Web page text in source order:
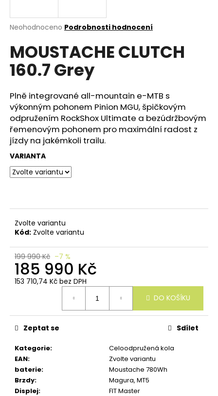
Průměrné
produktu
je
0,0
hvězdiček.
Neohodnoceno Podrobnosti hodnocení
MOUSTACHE CLUTCH
160.7 Grey
Plně integrované all-mountain e-MTB s
výkonným pohonem Pinion MGU, špičkovým
odpružením RockShox Ultimate a bezúdržbovým
řemenovým pohonem pro maximální radost z
jízdy na jakémkoli trailu.
VARIANTA
Zvolte variantu
Kód: Zvolte variantu
199 990 Kč –7 %
185 990 Kč
153 710,74 Kč bez DPH
DO KOŠÍKU
Kategorie:
Celoodpružená kola
EAN:
Zvolte variantu
baterie:
Moustache 780Wh
Brzdy:
Magura, MT5
Displej:
FIT Master
Zeptat se Sdílet
n
a
í
t
?
HLEDAT
D
r
u
u
j
e
m